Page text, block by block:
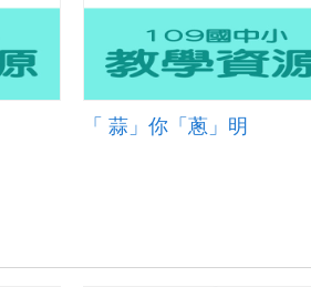
「 蒜」你「蔥」明